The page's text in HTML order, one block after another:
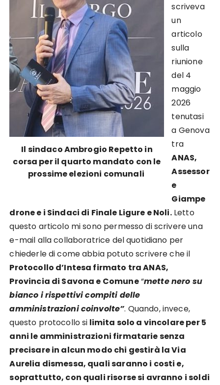
Il sindaco Ambrogio Repetto in
corsa per il quarto mandato con le
prossime elezioni comunali
scriveva
un
articolo
sulla
riunione
del 4
maggio
2026
tenutasi
a Genova
tra
ANAS,
Assessor
e
Giampe
drone e i Sindaci di Finale Ligure e Noli.Letto
questo articolo mi sono permesso di scrivere una
e-mail alla collaboratrice del quotidiano per
chiederle di come abbia potuto scrivere che il
Protocollo d’Intesa firmato tra ANAS,
Provincia di Savona e Comune“mette nero su
bianco i rispettivi compiti delle
amministrazioni coinvolte”. Quando, invece,
questo protocollo si limita solo a vincolare per 5
anni le amministrazioni firmatarie senza
precisare in alcun modo chi gestirà la Via
Aurelia dismessa, quali saranno i costi e,
soprattutto, con quali risorse si avranno i soldi